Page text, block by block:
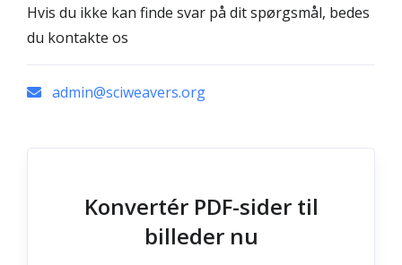
Hvis du ikke kan finde svar på dit spørgsmål, bedes
du kontakte os
admin@sciweavers.org
Konvertér PDF-sider til
billeder nu